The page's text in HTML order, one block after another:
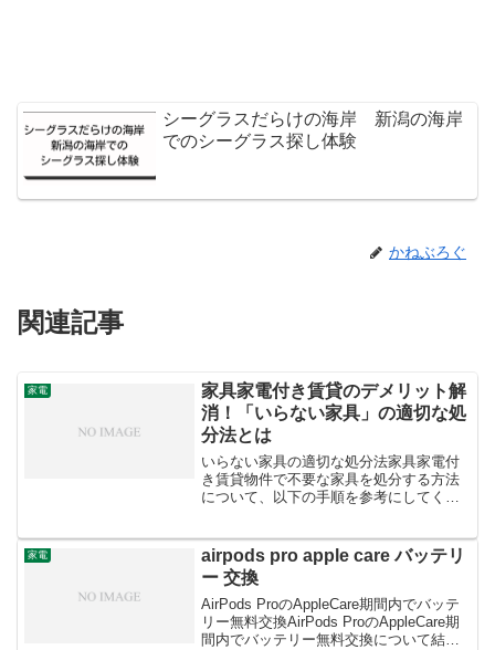
シーグラスだらけの海岸 新潟の海岸
でのシーグラス探し体験
かねぶろぐ
関連記事
家電
家具家電付き賃貸のデメリット解
消！「いらない家具」の適切な処
分法とは
いらない家具の適切な処分法家具家電付
き賃貸物件で不要な家具を処分する方法
について、以下の手順を参考にしてくだ
伝え、承諾を得る必要があります。賃貸
契約書やルールに基づ...
家電
airpods pro apple care バッテリ
ー 交換
AirPods ProのAppleCare期間内でバッテ
リー無料交換AirPods ProのAppleCare期
間内でバッテリー無料交換について結論